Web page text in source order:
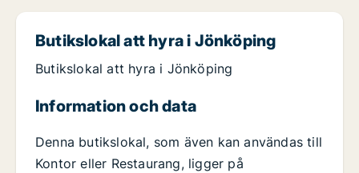
Butikslokal att hyra i Jönköping
Butikslokal att hyra i Jönköping
Information och data
Denna butikslokal, som även kan användas till
Kontor eller Restaurang, ligger på